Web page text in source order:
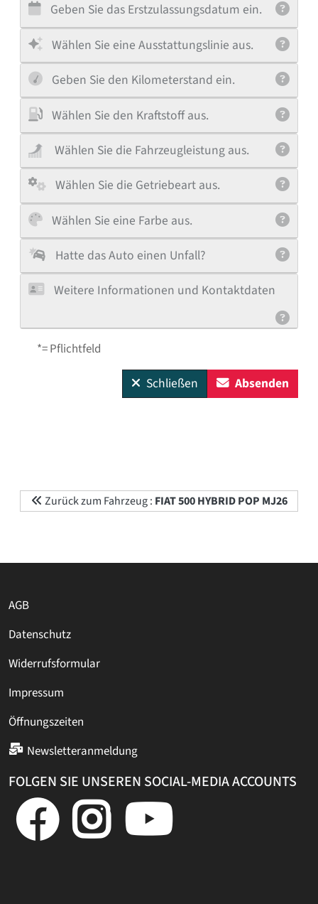
Geben Sie das Erstzulassungsdatum ein.
Wählen Sie eine Ausstattungslinie aus.
Geben Sie den Kilometerstand ein.
Wählen Sie den Kraftstoff aus.
Wählen Sie die Fahrzeugleistung aus.
Wählen Sie die Getriebeart aus.
Wählen Sie eine Farbe aus.
Hatte das Auto einen Unfall?
Weitere Informationen und Kontaktdaten
*= Pflichtfeld
Schließen Absenden
Zurück zum Fahrzeug : FIAT 500 HYBRID POP MJ26
AGB
Datenschutz
Widerrufsformular
Impressum
Öffnungszeiten
Newsletteranmeldung
FOLGEN SIE UNSEREN SOCIAL-MEDIA ACCOUNTS